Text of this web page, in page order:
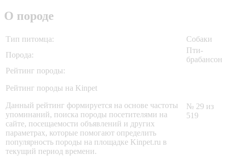
О породе
Тип питомца:
Собаки
Порода:
Пти-
брабансон
Рейтинг породы:
Рейтинг породы на Kinpet
Данный рейтинг формируется на основе частоты
упоминаний, поиска породы посетителями на
сайте, посещаемости объявлений и других
параметрах, которые помогают определить
популярность породы на площадке Kinpet.ru в
текущий период времени.
№ 29 из
519